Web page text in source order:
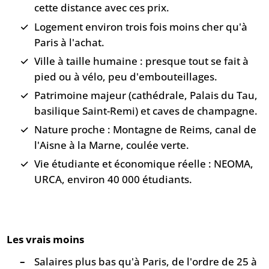
cette distance avec ces prix.
Logement environ trois fois moins cher qu'à
Paris à l'achat.
Ville à taille humaine : presque tout se fait à
pied ou à vélo, peu d'embouteillages.
Patrimoine majeur (cathédrale, Palais du Tau,
basilique Saint-Remi) et caves de champagne.
Nature proche : Montagne de Reims, canal de
l'Aisne à la Marne, coulée verte.
Vie étudiante et économique réelle : NEOMA,
URCA, environ 40 000 étudiants.
Les vrais moins
Salaires plus bas qu'à Paris, de l'ordre de 25 à